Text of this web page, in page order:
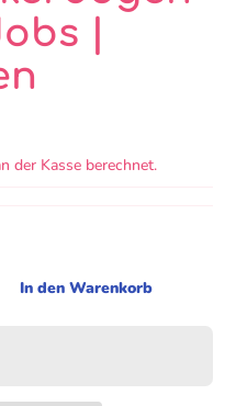
|
der Kasse berechnet.
In den Warenkorb